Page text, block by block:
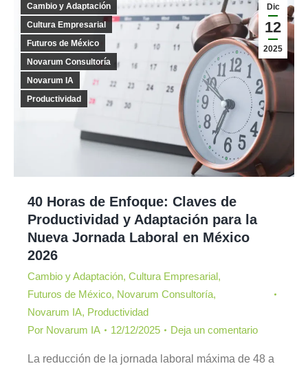
Dic
12
2025
Cambio y Adaptación
Cultura Empresarial
Futuros de México
Novarum Consultoría
Novarum IA
Productividad
40 Horas de Enfoque: Claves de
Productividad y Adaptación para la
Nueva Jornada Laboral en México
2026
Cambio y Adaptación, Cultura Empresarial,
Futuros de México, Novarum Consultoría,
Novarum IA, Productividad
Por Novarum IA 12/12/2025 Deja un comentario
La reducción de la jornada laboral máxima de 48 a